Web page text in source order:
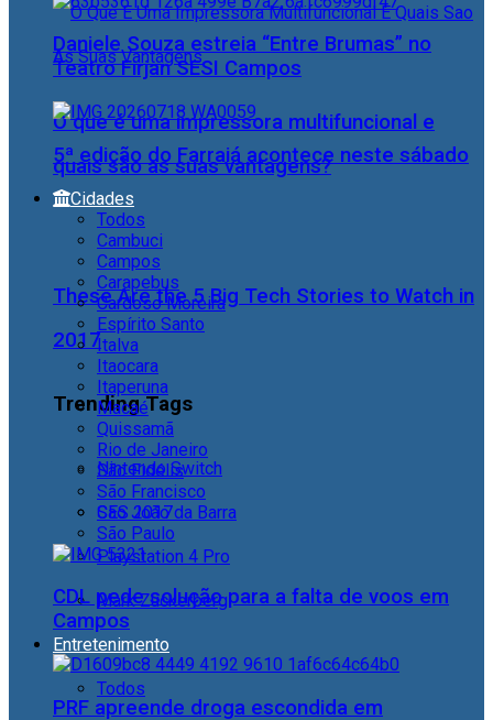
O que é uma impressora multifuncional e
quais são as suas vantagens?
These Are the 5 Big Tech Stories to Watch in
2017
Trending Tags
Nintendo Switch
CES 2017
Playstation 4 Pro
Mark Zuckerberg
Entretenimento
Todos
Daniele Souza estreia “Entre Brumas” no
Teatro Firjan SESI Campos
5ª edição do Farraiá acontece neste sábado
Cidades
Todos
Cambuci
Campos
Carapebus
Cardoso Moreira
Espírito Santo
Italva
Itaocara
Itaperuna
Macaé
Quissamã
Rio de Janeiro
São Fidélis
São Francisco
São João da Barra
São Paulo
CDL pede solução para a falta de voos em
Campos
PRF apreende droga escondida em